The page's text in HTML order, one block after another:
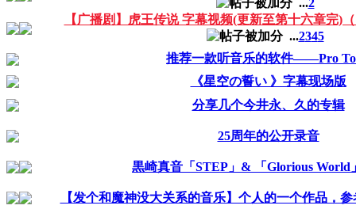
...2
【广播剧】虎王传说 字幕视频(更新至第十六章完)
...2345
推荐一款听音乐的软件——Pro
《星空の誓い 》字幕现场版
分享几个今井永、久的专辑
25周年的公开录音
黒崎真音「STEP」& 「Glorious World
【发个和魔神没大关系的音乐】个人的一个作品，